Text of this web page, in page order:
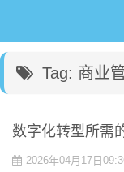
Tag: 商业
数字化转型所需
2026年04月17日